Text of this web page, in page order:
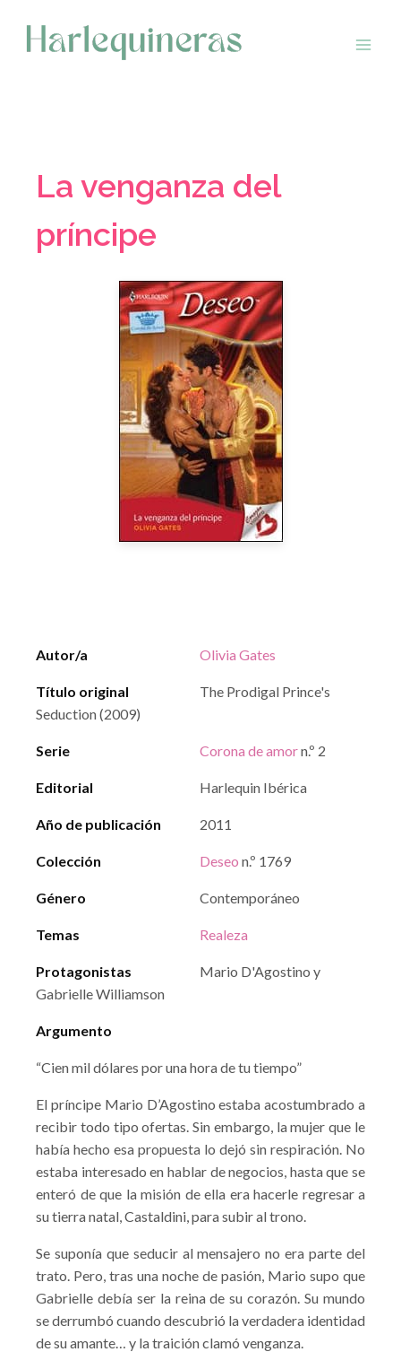
contenido
La venganza del
príncipe
Autor/a Olivia Gates
Título original
The Prodigal Prince's
Seduction (2009)
Serie Corona de amorn.º 2
Editorial Harlequin Ibérica
Año de publicación 2011
Colección Deseo n.º 1769
Género Contemporáneo
Temas Realeza
Protagonistas
Mario D'Agostino y
Gabrielle Williamson
Argumento
“Cien mil dólares por una hora de tu tiempo”
El príncipe Mario D’Agostino estaba acostumbrado a
recibir todo tipo ofertas. Sin embargo, la mujer que le
había hecho esa propuesta lo dejó sin respiración. No
estaba interesado en hablar de negocios, hasta que se
enteró de que la misión de ella era hacerle regresar a
su tierra natal, Castaldini, para subir al trono.
Se suponía que seducir al mensajero no era parte del
trato. Pero, tras una noche de pasión, Mario supo que
Gabrielle debía ser la reina de su corazón. Su mundo
se derrumbó cuando descubrió la verdadera identidad
de su amante… y la traición clamó venganza.